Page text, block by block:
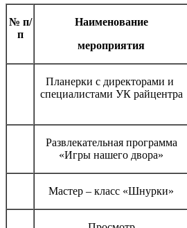
№ п/
п
Наименование
мероприятия
Планерки с директорами и
специалистами УК райцентра
Развлекательная программа
«Игры нашего двора»
Мастер – класс «Шнурки»